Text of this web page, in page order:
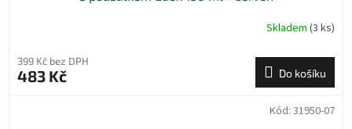
Skladem (3 ks)
399 Kč bez DPH
483 Kč Do košíku
Kód: 31950-07